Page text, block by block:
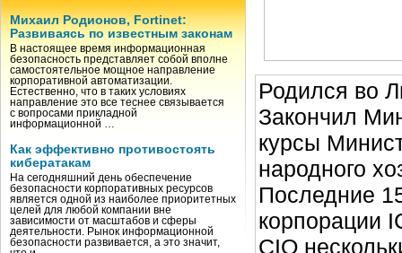
Михаил Родионов, Fortinet:
Развиваясь по известным законам
В настоящее время информационная
безопасность представляет собой вполне
самостоятельное мощное направление
корпоративной автоматизации.
Естественно, что в таких условиях
направление это все теснее связывается
с вопросами прикладной
информационной …
Как эффективно противостоять
кибератакам
На сегодняшний день обеспечение
безопасности корпоративных ресурсов
является одной из наиболее приоритетных
целей для любой компании вне
зависимости от масштабов и сферы
деятельности. Рынок информационной
безопасности развивается, а это значит,
Родился во
Закончил
курсы
народного
Последние
корпорации
CIO